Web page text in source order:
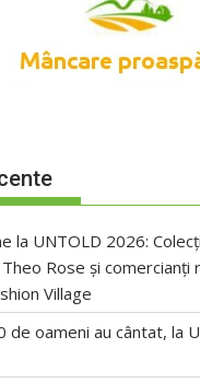
la UNTOLD 2026:
Theo Rose și
Village
de oameni au cântat, la